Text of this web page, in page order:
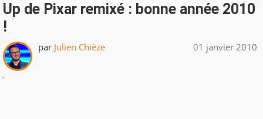
Up de Pixar remixé : bonne année 2010
!
par Julien Chièze 01 janvier 2010
.